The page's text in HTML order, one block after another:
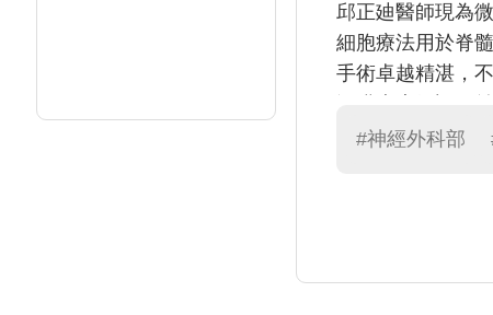
邱正廸醫師現為
細胞療法用於脊
手術卓越精湛，
#神經外科部